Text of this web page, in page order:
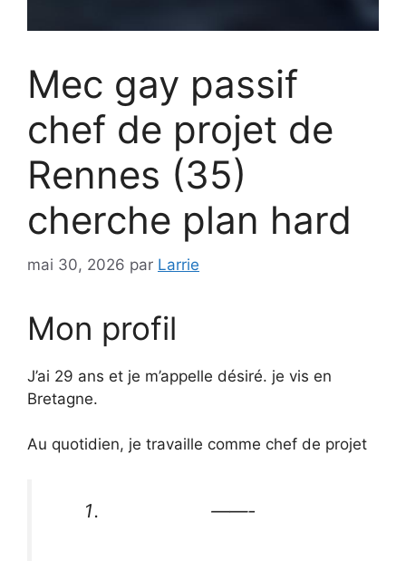
Mec gay passif
chef de projet de
Rennes (35)
cherche plan hard
mai 30, 2026 par Larrie
Mon profil
J’ai 29 ans et je m’appelle désiré. je vis en
Bretagne.
Au quotidien, je travaille comme chef de projet
——-